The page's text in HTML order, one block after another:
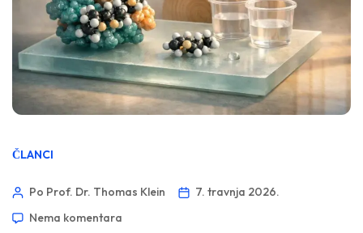
ČLANCI
Po Prof. Dr. Thomas Klein
7. travnja 2026.
Nema komentara